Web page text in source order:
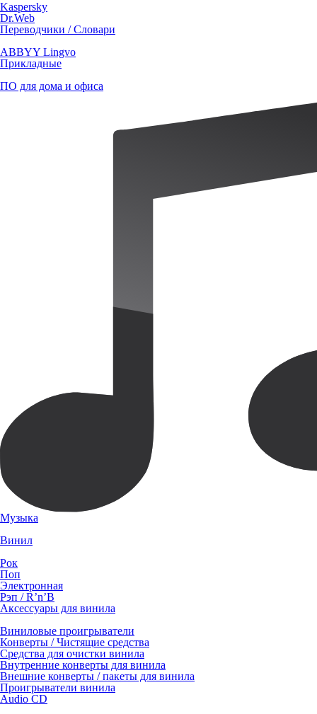
Kaspersky
Dr.Web
Переводчики / Словари
ABBYY Lingvo
Прикладные
ПО для дома и офиса
Музыка
Винил
Рок
Поп
Электронная
Рэп / R’n’B
Аксессуары для винила
Виниловые проигрыватели
Конверты / Чистящие средства
Средства для очистки винила
Внутренние конверты для винила
Внешние конверты / пакеты для винила
Проигрыватели винила
Audio CD